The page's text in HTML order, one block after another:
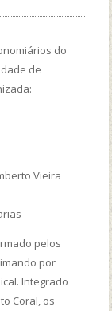
do
de
Vieira
pelos
por
Integrado
Coral, os